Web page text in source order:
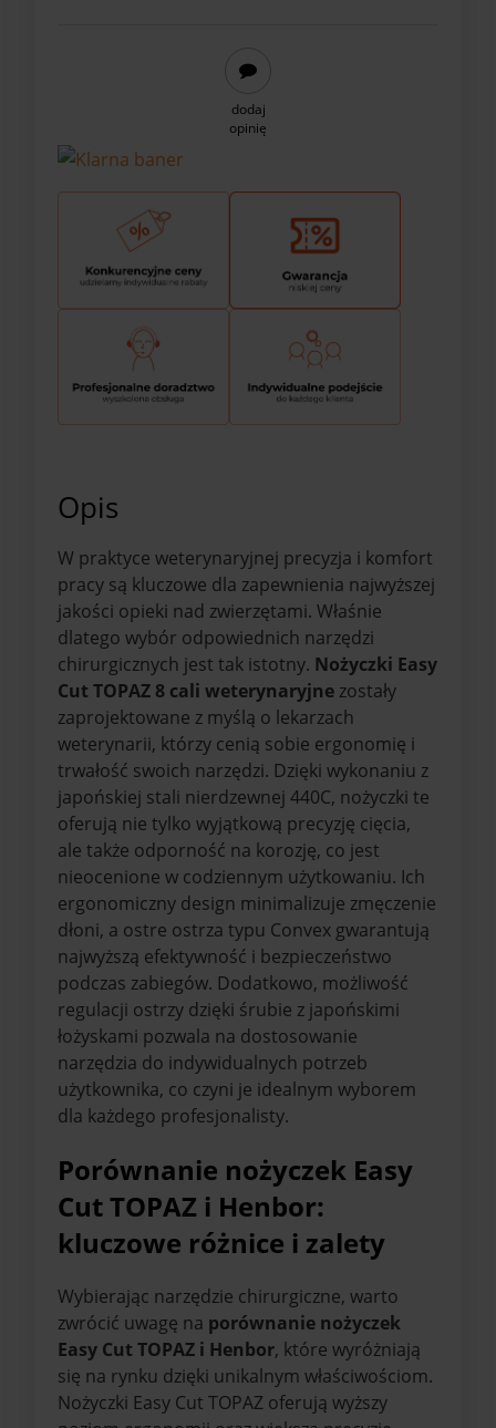
dodaj
opinię
Opis
W praktyce weterynaryjnej precyzja i komfort
pracy są kluczowe dla zapewnienia najwyższej
jakości opieki nad zwierzętami. Właśnie
dlatego wybór odpowiednich narzędzi
chirurgicznych jest tak istotny. Nożyczki Easy
Cut TOPAZ 8 cali weterynaryjne zostały
zaprojektowane z myślą o lekarzach
weterynarii, którzy cenią sobie ergonomię i
trwałość swoich narzędzi. Dzięki wykonaniu z
japońskiej stali nierdzewnej 440C, nożyczki te
oferują nie tylko wyjątkową precyzję cięcia,
ale także odporność na korozję, co jest
nieocenione w codziennym użytkowaniu. Ich
ergonomiczny design minimalizuje zmęczenie
dłoni, a ostre ostrza typu Convex gwarantują
najwyższą efektywność i bezpieczeństwo
podczas zabiegów. Dodatkowo, możliwość
regulacji ostrzy dzięki śrubie z japońskimi
łożyskami pozwala na dostosowanie
narzędzia do indywidualnych potrzeb
użytkownika, co czyni je idealnym wyborem
dla każdego profesjonalisty.
Porównanie nożyczek Easy
Cut TOPAZ i Henbor:
kluczowe różnice i zalety
Wybierając narzędzie chirurgiczne, warto
zwrócić uwagę na porównanie nożyczek
Easy Cut TOPAZ i Henbor, które wyróżniają
się na rynku dzięki unikalnym właściwościom.
Nożyczki Easy Cut TOPAZ oferują wyższy